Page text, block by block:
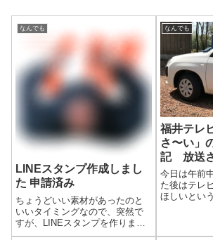
なんでも
LINEスタンプ作成しまし
た 申請済み
ちょうどいい素材があったのと
いいタイミングなので、突然で
すが、LINEスタンプを作りまし
た。
なんでも
福井テレ
さ〜い」
記 放送
今日は午前
た後はテレ
ほしいとい